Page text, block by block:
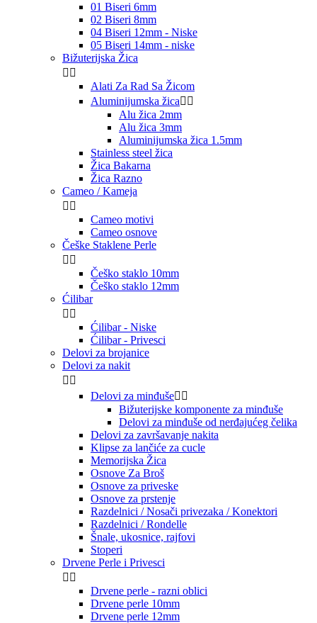
01 Biseri 6mm
02 Biseri 8mm
04 Biseri 12mm - Niske
05 Biseri 14mm - niske
Bižuterijska Žica
 
Alati Za Rad Sa Žicom
Aluminijumska žica 
Alu žica 2mm
Alu žica 3mm
Aluminijumska žica 1.5mm
Stainless steel žica
Žica Bakarna
Žica Razno
Cameo / Kameja
 
Cameo motivi
Cameo osnove
Češke Staklene Perle
 
Češko staklo 10mm
Češko staklo 12mm
Ćilibar
 
Ćilibar - Niske
Ćilibar - Privesci
Delovi za brojanice
Delovi za nakit
 
Delovi za minđuše 
Bižuterijske komponente za minđuše
Delovi za minđuše od nerđajućeg čelika
Delovi za završavanje nakita
Klipse za lančiće za cucle
Memorijska Žica
Osnove Za Broš
Osnove za priveske
Osnove za prstenje
Razdelnici / Nosači privezaka / Konektori
Razdelnici / Rondelle
Šnale, ukosnice, rajfovi
Stoperi
Drvene Perle i Privesci
 
Drvene perle - razni oblici
Drvene perle 10mm
Drvene perle 12mm